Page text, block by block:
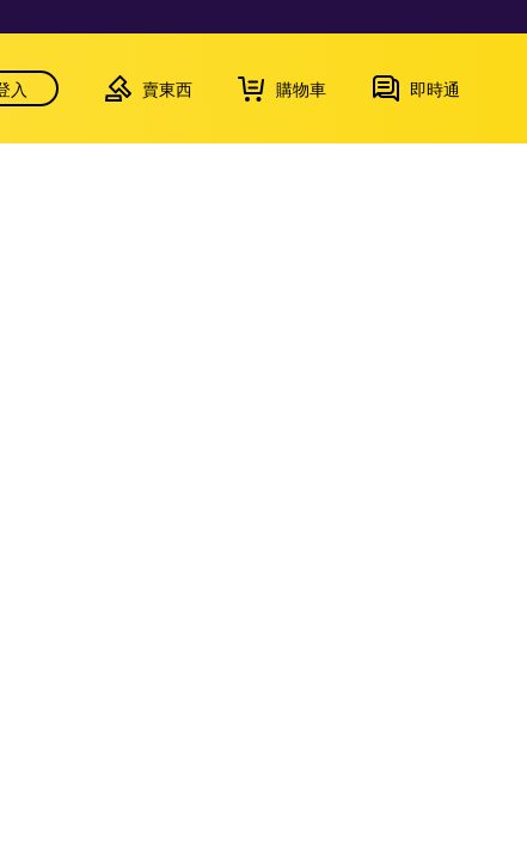
入 賣東西 購物車 即時通